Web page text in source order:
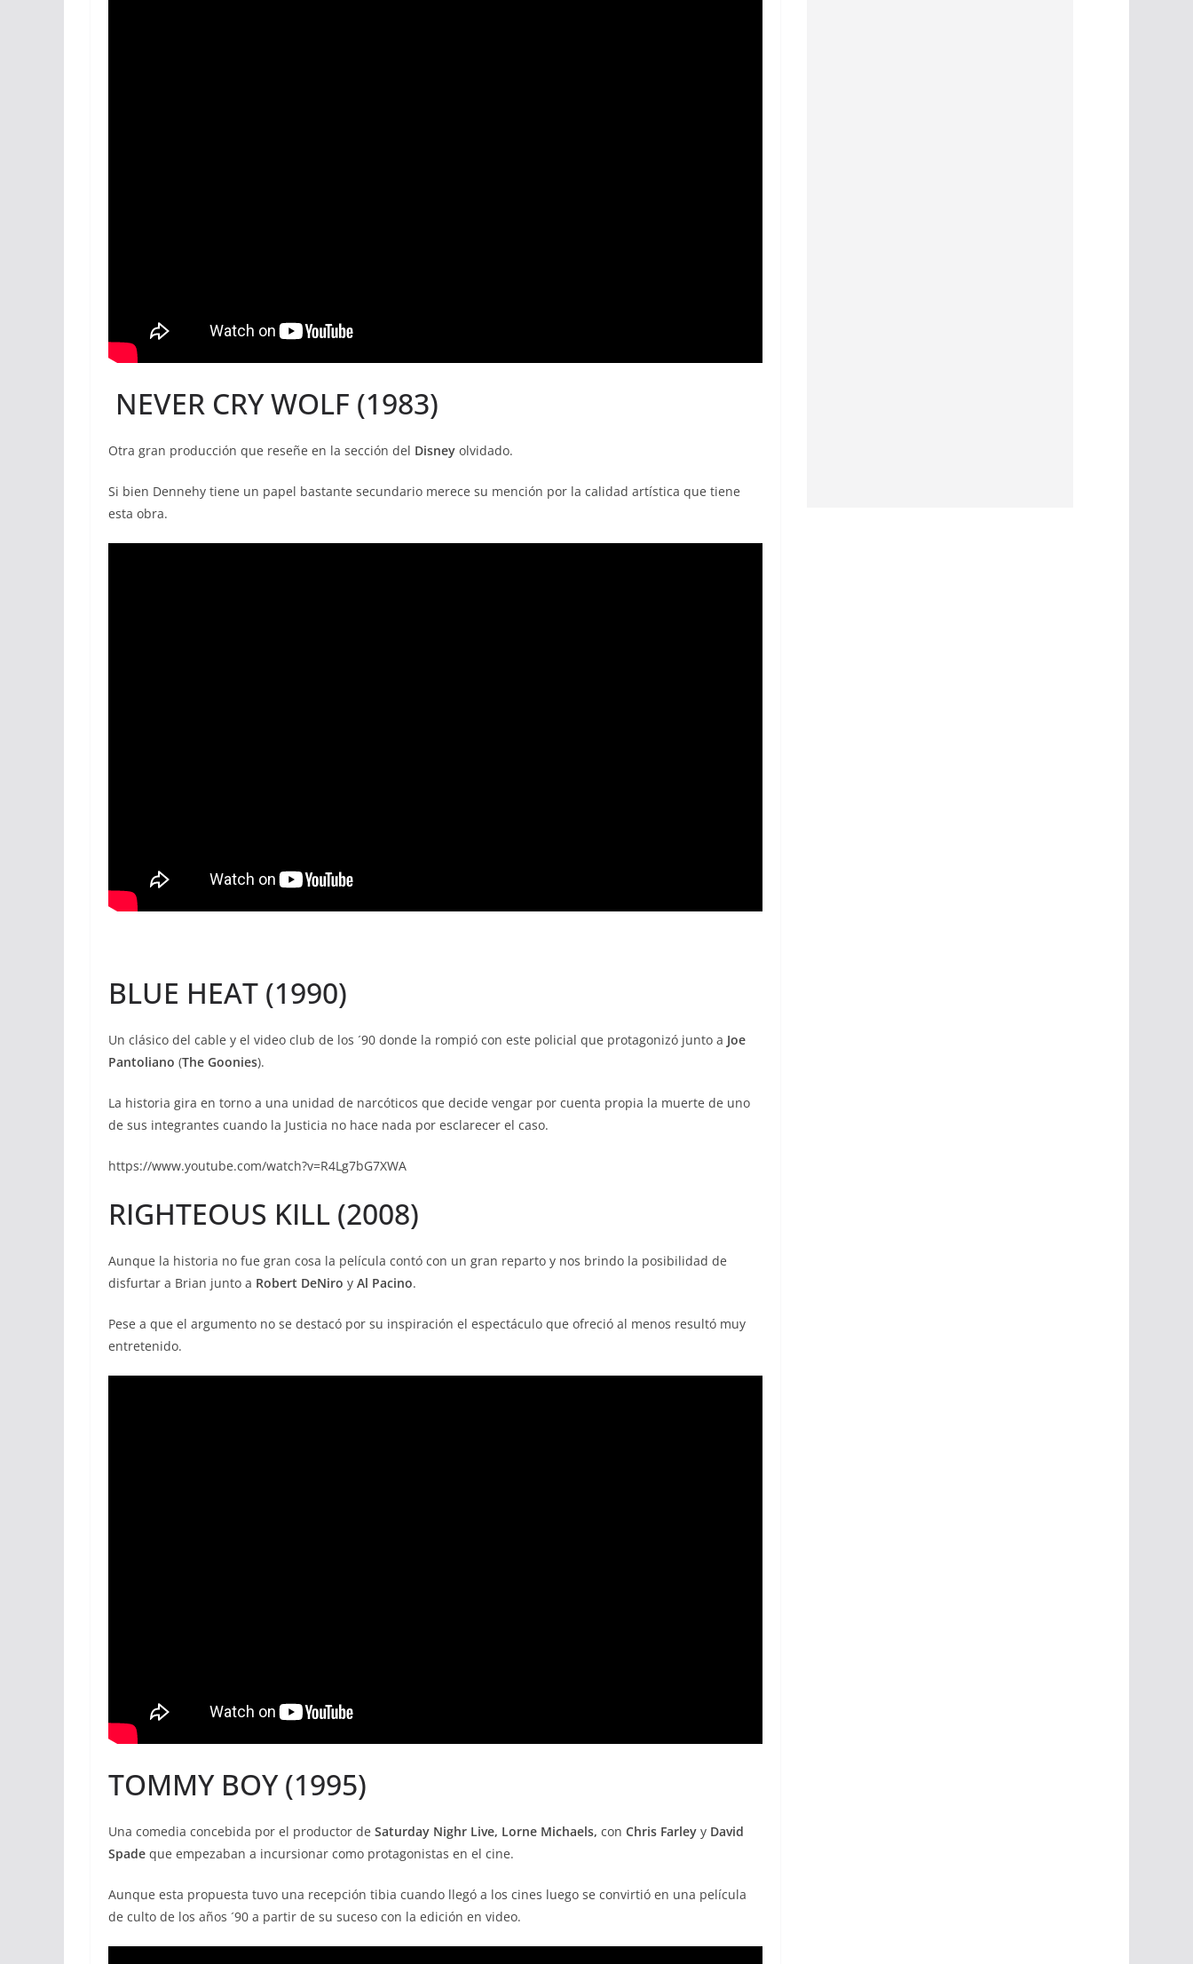
NEVER CRY WOLF (1983)
Otra gran producción que reseñe en la sección del Disney olvidado.
Si bien Dennehy tiene un papel bastante secundario merece su mención por la calidad artística que tiene
esta obra.
BLUE HEAT (1990)
Un clásico del cable y el video club de los ´90 donde la rompió con este policial que protagonizó junto a Joe
Pantoliano (The Goonies).
La historia gira en torno a una unidad de narcóticos que decide vengar por cuenta propia la muerte de uno
de sus integrantes cuando la Justicia no hace nada por esclarecer el caso.
https://www.youtube.com/watch?v=R4Lg7bG7XWA
RIGHTEOUS KILL (2008)
Aunque la historia no fue gran cosa la película contó con un gran reparto y nos brindo la posibilidad de
disfurtar a Brian junto a Robert DeNiro y Al Pacino.
Pese a que el argumento no se destacó por su inspiración el espectáculo que ofreció al menos resultó muy
entretenido.
TOMMY BOY (1995)
Una comedia concebida por el productor de Saturday Nighr Live, Lorne Michaels, con Chris Farley y David
Spade que empezaban a incursionar como protagonistas en el cine.
Aunque esta propuesta tuvo una recepción tibia cuando llegó a los cines luego se convirtió en una película
de culto de los años ´90 a partir de su suceso con la edición en video.